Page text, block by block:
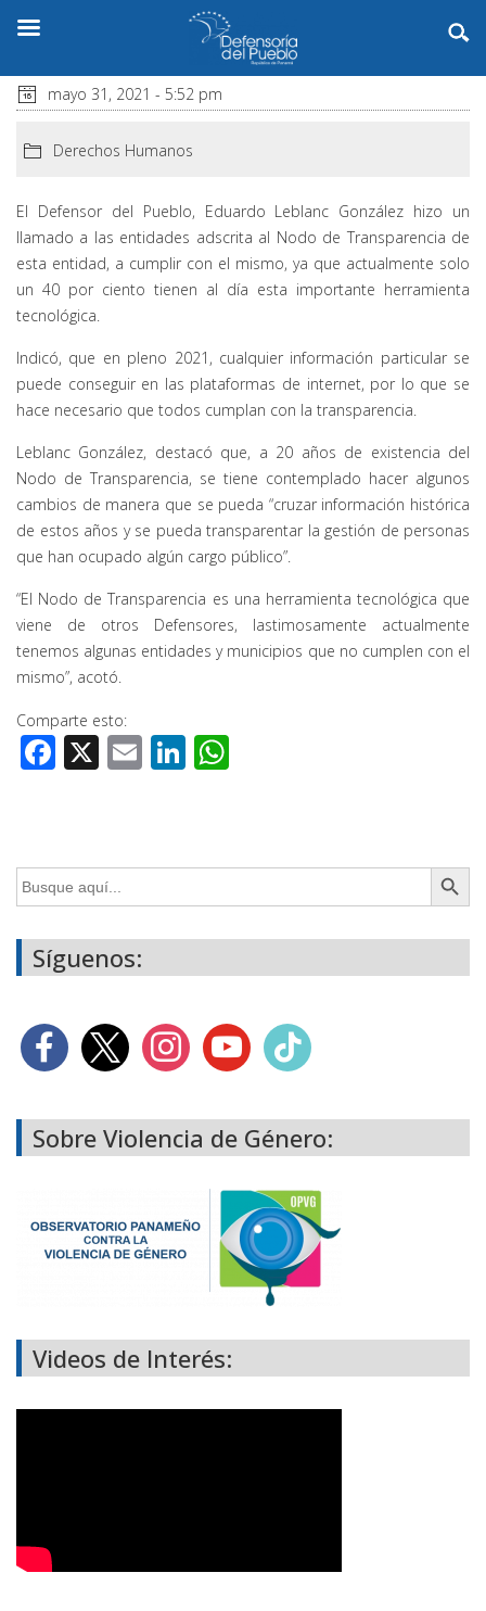
mayo 31, 2021 - 5:52 pm
Derechos Humanos
El Defensor del Pueblo, Eduardo Leblanc González hizo un
llamado a las entidades adscrita al Nodo de Transparencia de
esta entidad, a cumplir con el mismo, ya que actualmente solo
un 40 por ciento tienen al día esta importante herramienta
tecnológica.
Indicó, que en pleno 2021, cualquier información particular se
puede conseguir en las plataformas de internet, por lo que se
hace necesario que todos cumplan con la transparencia.
Leblanc González, destacó que, a 20 años de existencia del
Nodo de Transparencia, se tiene contemplado hacer algunos
cambios de manera que se pueda “cruzar información histórica
de estos años y se pueda transparentar la gestión de personas
que han ocupado algún cargo público”.
“El Nodo de Transparencia es una herramienta tecnológica que
viene de otros Defensores, lastimosamente actualmente
tenemos algunas entidades y municipios que no cumplen con el
mismo”, acotó.
Comparte esto:
Facebook
X EmailLinkedIn
Buscar: Botón de
Síguenos:
Sobre Violencia de Género:
Videos de Interés: